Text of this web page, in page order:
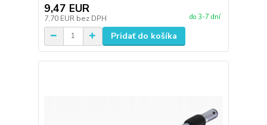
9,47 EUR
7,70 EUR bez DPH do 3-7 dní
Pridať do košíka